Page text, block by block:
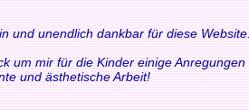
und unendlich dankbar für diese
um mir für die Kinder einige
und ästhetische Arbeit!